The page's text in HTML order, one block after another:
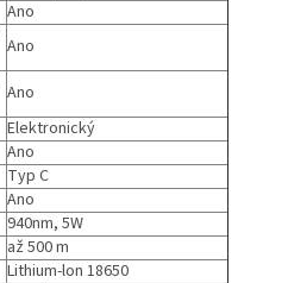
Ano
Ano
Ano
Elektronický
Ano
Typ C
Ano
940nm, 5W
až 500 m
Lithium-lon 18650